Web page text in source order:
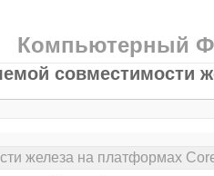
Компьютерный
совместимости
железа на платформах